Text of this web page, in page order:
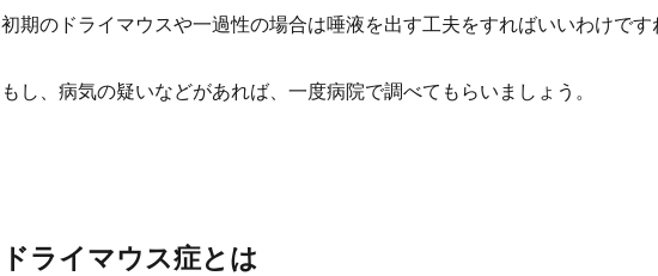
初期のドライマウスや一過性の場合は唾液を出す工夫をすればいいわけです
もし、病気の疑いなどがあれば、一度病院で調べてもらいましょう。
ドライマウス症とは